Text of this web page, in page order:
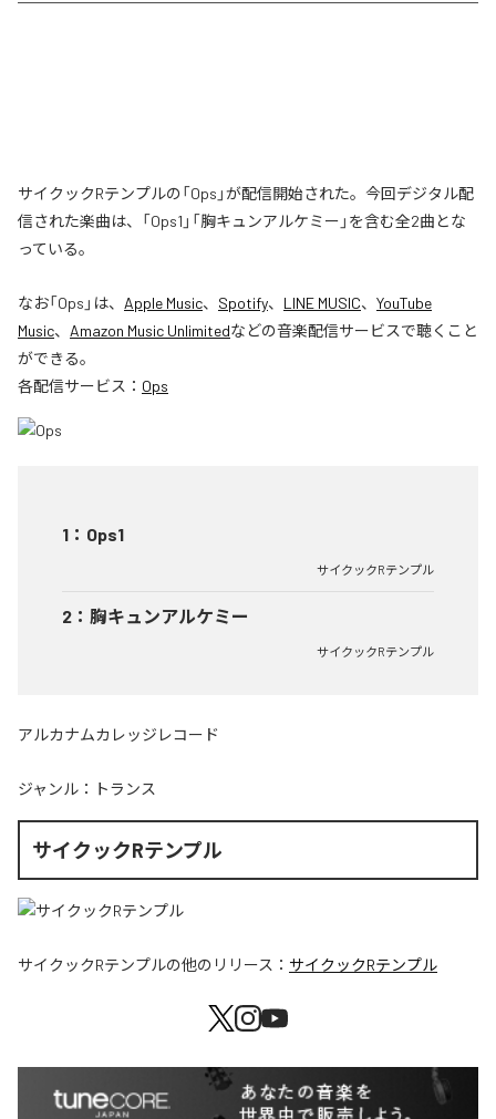
サイクックRテンプルの「Ops」が配信開始された。今回デジタル配
信された楽曲は、「Ops1」「胸キュンアルケミー」を含む全2曲とな
っている。
なお「Ops 」は、 Apple Music、 Spotify、 LINE MUSIC、 YouTube
Music、 Amazon Music Unlimitedなどの音楽配信サービスで聴くこと
ができる。
各配信サービス： Ops
1 ： Ops1
サイクックRテンプル
2 ： 胸キュンアルケミー
サイクックRテンプル
アルカナムカレッジレコード
ジャンル： トランス
サイクックRテンプル
サイクックRテンプルの他のリリース： サイクックRテンプル